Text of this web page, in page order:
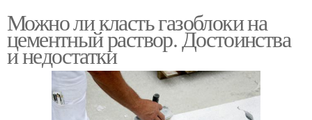
Можно ли класть газоблоки на
цементный раствор. Достоинства
и недостатки